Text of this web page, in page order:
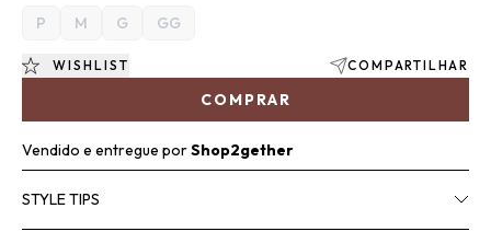
P M G GG
COMPRAR
WISHLIST COMPARTILHAR
Vendido e entregue porShop2gether
STYLE TIPS